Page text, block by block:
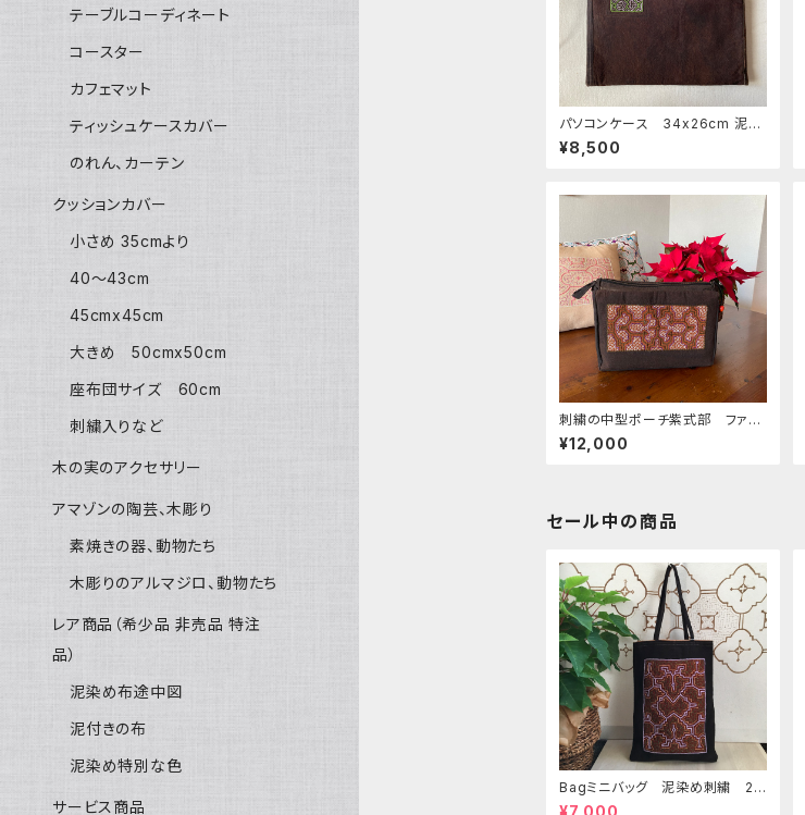
パソコンケース 34x26cm 泥染
め緑刺繍 シピボ族の泥染め クラ
ッチバッグ11
¥8,500
刺繍の中型ポーチ紫式部 ファス
ナーポーチ シピボ族の泥染め
¥12,000
セール中の商品
Bagミニバッグ 泥染め刺繍 20
x28cm iPadケース お出かけバ
テーブルコーディネート
コースター
カフェマット
ティッシュケースカバー
のれん、カーテン
クッションカバー
小さめ 35cmより
40〜43cm
45cmx45cm
大きめ 50cmx50cm
座布団サイズ 60cm
刺繍入りなど
木の実のアクセサリー
アマゾンの陶芸、木彫り
素焼きの器、動物たち
木彫りのアルマジロ、動物たち
レア商品（希少品 非売品 特注
品）
泥染め布途中図
泥付きの布
泥染め特別な色
サービス商品